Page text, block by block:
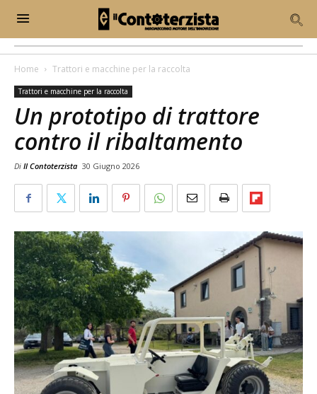
Home Trattori e macchine per la raccolta
Trattori e macchine per la raccolta
Un prototipo di trattore
contro il ribaltamento
Di Il Contoterzista 30 Giugno 2026